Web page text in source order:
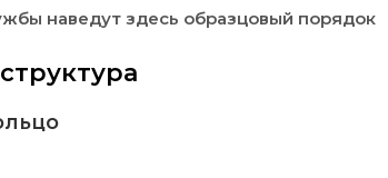
наведут здесь образцовый порядок